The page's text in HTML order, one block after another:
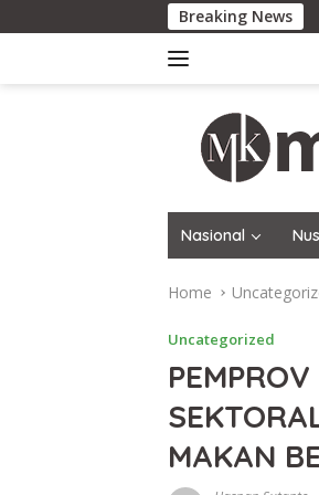
to
Breaking News
Harga
Nasional
Home
Uncategorized
MAKAN